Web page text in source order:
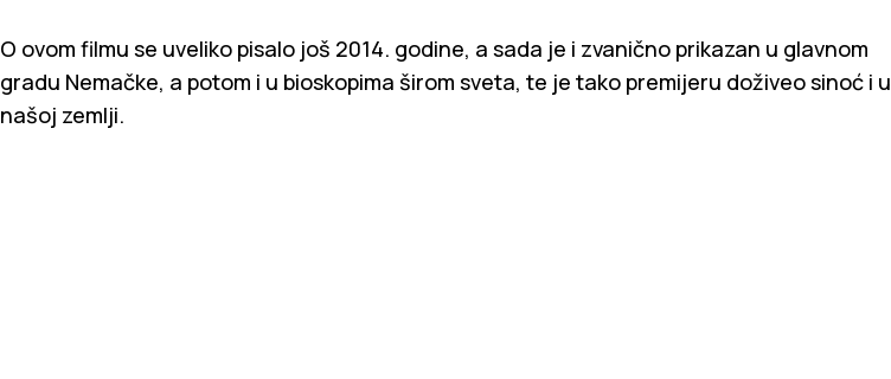
O ovom filmu se uveliko pisalo još 2014. godine, a sada je i zvanično prikazan u glavnom
gradu Nemačke, a potom i u bioskopima širom sveta, te je tako premijeru doživeo sinoć i u
našoj zemlji.